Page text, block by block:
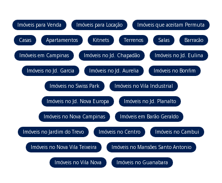
Imóveis para Venda Imóveis para Locação Imóveis que aceitam Permuta
Casas Apartamentos Kitnets Terrenos Salas Barracão
Imóveis em Campinas Imóveis no Jd. Chapadão Imóveis no Jd. Eulina
Imóveis no Jd. Garcia Imóveis no Jd. Aurelia Imóveis no Bonfim
Imóveis no Swiss Park Imóveis no Vila Industrial
Imóveis no Jd. Nova Europa Imóveis no Jd. Planalto
Imóveis no Nova Campinas Imóveis em Barão Geraldo
Imóveis no Jardim do Trevo Imóveis no Centro Imóveis no Cambui
Imóveis no Nova Vila Teixeira Imóveis no Mansões Santo Antonio
Imóveis no Vila Nova Imóveis no Guanabara